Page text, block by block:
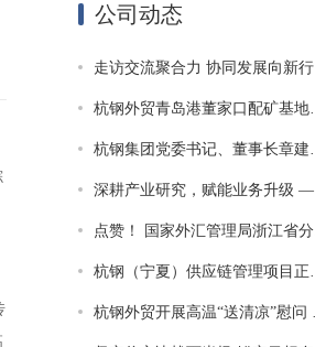
公司动态
走访交流聚合力 协同发展向新行 ——杭钢外贸叶会华一行走访河北大型钢铁企业
杭钢外贸青岛港董家口配矿基地签约 暨“杭钢旭石”混合矿品牌发布会圆满举行！
杭钢集团党委书记、董事长章建成 来杭钢外贸开展工作调研
深耕产业研究，赋能业务升级 ——杭钢外贸举办业务能力提升系列培训班
点赞！ 国家外汇管理局浙江省分局向杭钢外贸发来感谢信！
杭钢（宁夏）供应链管理项目正式落地！
杭钢外贸开展高温“送清凉”慰问 并检查指导安全工作